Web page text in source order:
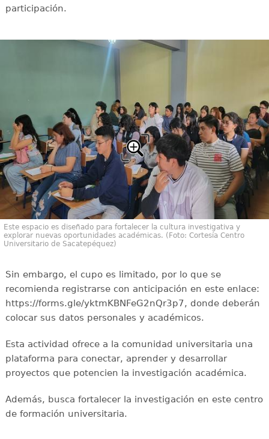
participación.
Este espacio es diseñado para fortalecer la cultura investigativa y
explorar nuevas oportunidades académicas. (Foto: Cortesía Centro
Universitario de Sacatepéquez)
Sin embargo, el cupo es limitado, por lo que se
recomienda registrarse con anticipación en este enlace:
https://forms.gle/yktmKBNFeG2nQr3p7, donde deberán
colocar sus datos personales y académicos.
Esta actividad ofrece a la comunidad universitaria una
plataforma para conectar, aprender y desarrollar
proyectos que potencien la investigación académica.
Además, busca fortalecer la investigación en este centro
de formación universitaria.